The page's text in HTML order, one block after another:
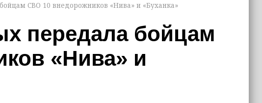
СВО 10 внедорожников «Нива» и «Буханка»
передала бойцам
«Нива» и